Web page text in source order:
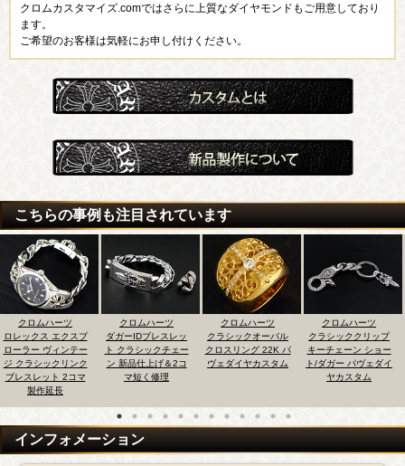
クロムカスタマイズ.comではさらに上質なダイヤモンドもご用意しており
ます。
ご希望のお客様は気軽にお申し付けください。
こちらの事例も注目されています
クロムハーツ
ダガーIDブレスレッ
ト クラシックチェー
ン 新品仕上げ＆2コ
マ短く修理
クロムハーツ
クラシックオーバル
クロスリング 22K パ
ヴェダイヤカスタム
クロムハーツ
クラシッククリップ
キーチェーン ショー
ト/ダガー パヴェダイ
クロムハーツ
ベイビークラシック
フローラルクロスリ
ング センターダイヤ
カスタム
インフォメーション